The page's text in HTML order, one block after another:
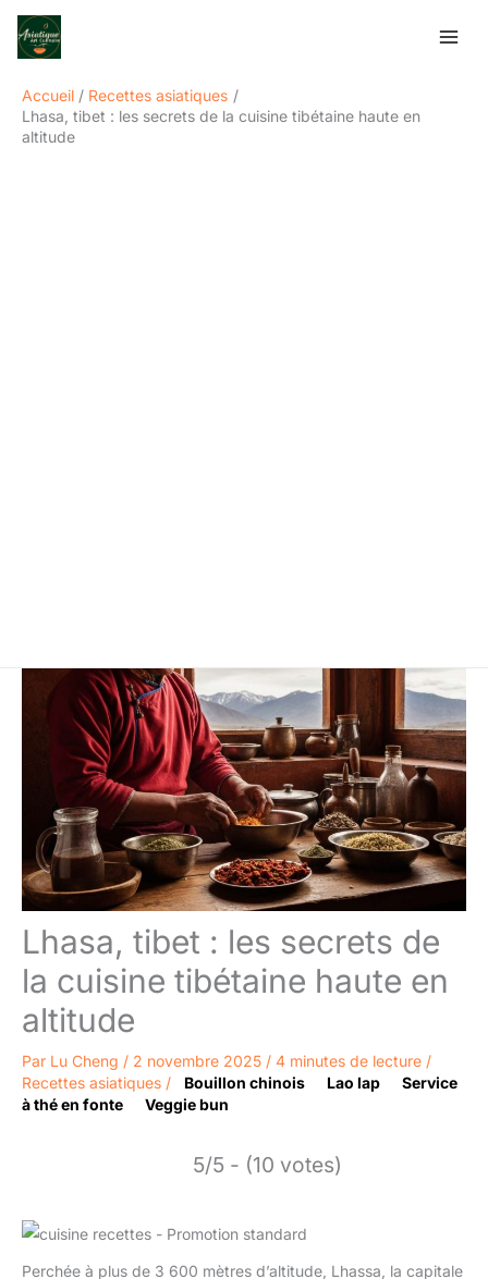
Aller
Accueil
Recettes asiatiques
Lhasa, tibet : les secrets de la cuisine tibétaine haute en
altitude
Lhasa, tibet : les secrets de
la cuisine tibétaine haute en
altitude
Par Lu Cheng / 2 novembre 2025 / 4 minutes de lecture /
Recettes asiatiques / Bouillon chinois Lao lap
Service
à thé en fonte
Veggie bun
5/5 - (10 votes)
Perchée à plus de 3 600 mètres d’altitude, Lhassa, la capitale
Rechercher